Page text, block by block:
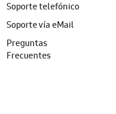
Soporte telefónico
Soporte vía eMail
Preguntas
Frecuentes